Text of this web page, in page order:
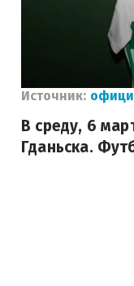
Источник:
В среду, 6
Гданьска.